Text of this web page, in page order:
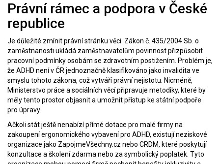
Právní rámec a podpora v České
republice
Je důležité zmínit právní stránku věci. Zákon č. 435/2004 Sb. o
zaměstnanosti ukládá zaměstnavatelům povinnost přizpůsobit
pracovní podmínky osobám se zdravotním postižením. Problém je,
že ADHD není v ČR jednoznačně klasifikováno jako invalidita ve
smyslu tohoto zákona, což vytváří právní nejistotu. Nicméně,
Ministerstvo práce a sociálních věcí připravuje metodiky, které by
měly tento prostor objasnit a umožnit přístup ke státní podpoře
pro úpravy.
Ačkoli stát ještě nenabízí přímé dotace pro malé firmy na
zakoupení ergonomického vybavení pro ADHD, existují neziskové
organizace jako ZapojmeVšechny.cz nebo CRDM, které poskytují
konzultace a školení zdarma nebo za symbolický poplatek. Tyto